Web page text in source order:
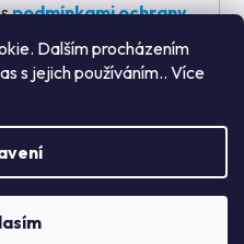
Dalším procházením
s jejich používáním.. Více
spodmínkami ochrany
hračky